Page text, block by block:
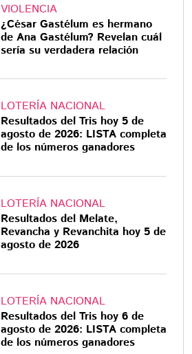
VIOLENCIA
¿César Gastélum es hermano
de Ana Gastélum? Revelan cuál
sería su verdadera relación
LOTERÍA NACIONAL
Resultados del Tris hoy 5 de
agosto de 2026: LISTA completa
de los números ganadores
LOTERÍA NACIONAL
Resultados del Melate,
Revancha y Revanchita hoy 5 de
agosto de 2026
LOTERÍA NACIONAL
Resultados del Tris hoy 6 de
agosto de 2026: LISTA completa
de los números ganadores